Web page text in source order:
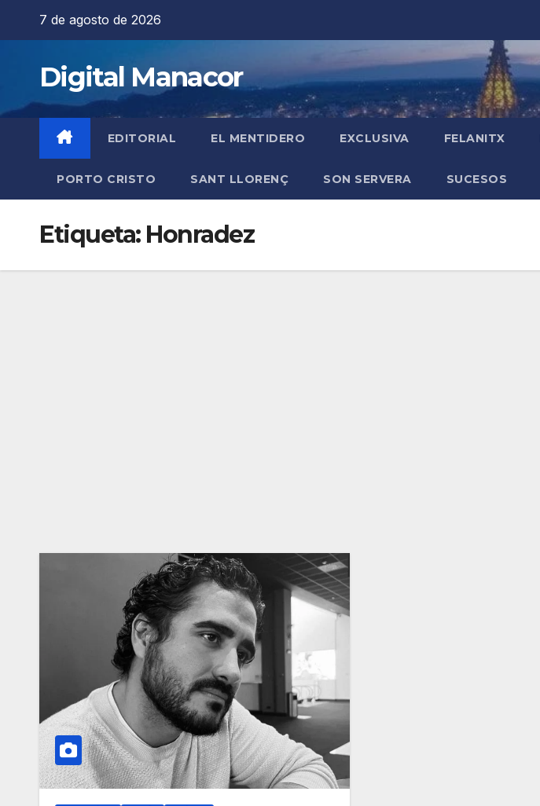
7 de agosto de 2026
Digital Manacor
EDITORIAL EL MENTIDERO EXCLUSIVA FELANITX
PORTO CRISTO SANT LLORENÇ SON SERVERA SUCESOS
Etiqueta: Honradez